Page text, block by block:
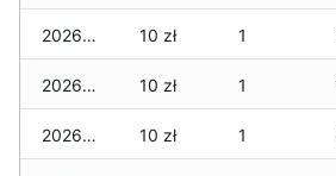
2026-04-07 10 zł 1
2026-04-06 10 zł 1
2026-04-05 10 zł 1